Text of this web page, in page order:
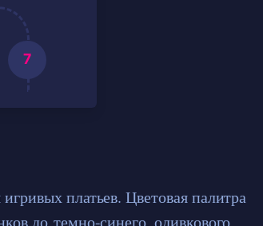
платьев. Цветовая палитра
до темно-синего, оливкового